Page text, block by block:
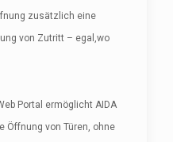
zusätzlich eine
von Zutritt – egal,wo
Portal ermöglicht AIDA
Öffnung von Türen, ohne